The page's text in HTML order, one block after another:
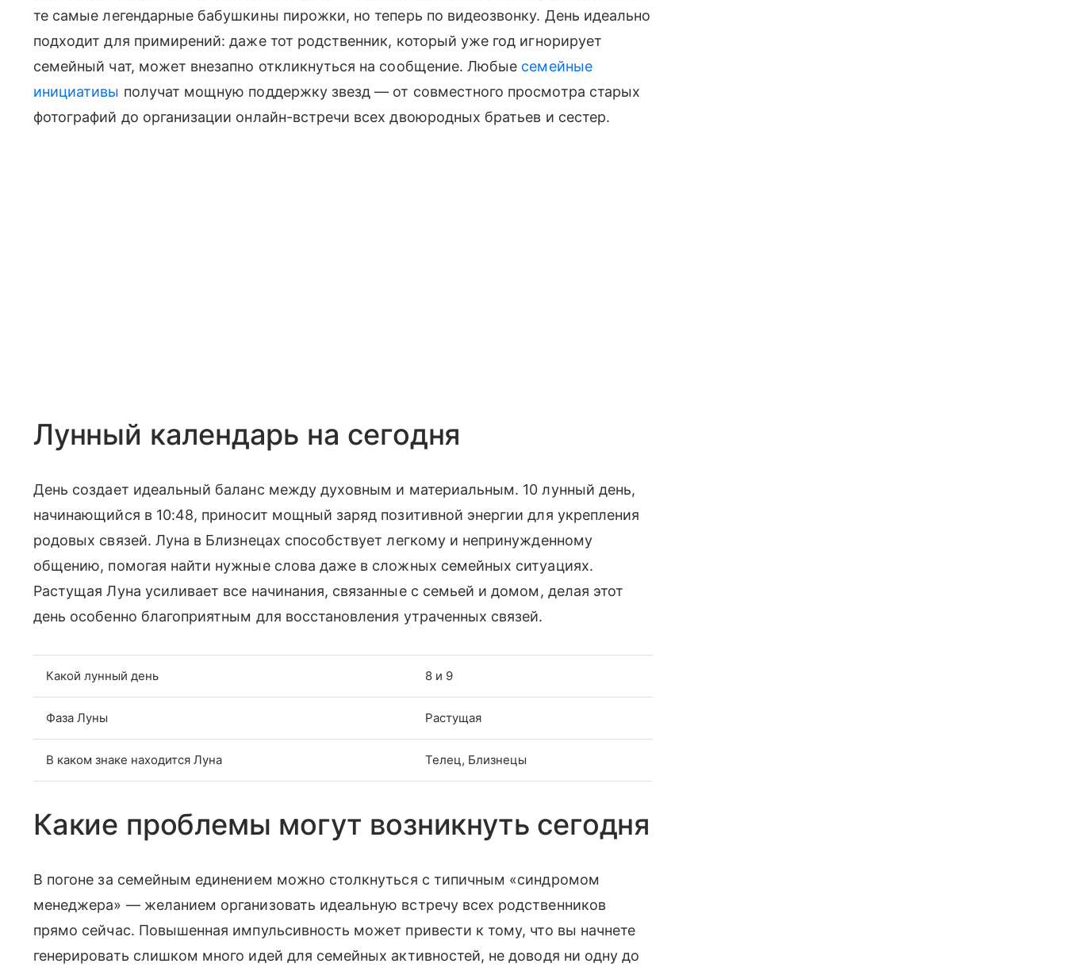
те самые легендарные бабушкины пирожки, но теперь по видеозвонку. День идеально
подходит для примирений: даже тот родственник, который уже год игнорирует
семейный чат, может внезапно откликнуться на сообщение. Любые семейные
инициативы получат мощную поддержку звезд — от совместного просмотра старых
фотографий до организации онлайн-встречи всех двоюродных братьев и сестер.
Лунный календарь на сегодня
День создает идеальный баланс между духовным и материальным. 10 лунный день,
начинающийся в 10:48, приносит мощный заряд позитивной энергии для укрепления
родовых связей. Луна в Близнецах способствует легкому и непринужденному
общению, помогая найти нужные слова даже в сложных семейных ситуациях.
Растущая Луна усиливает все начинания, связанные с семьей и домом, делая этот
день особенно благоприятным для восстановления утраченных связей.
Какой лунный день 8 и 9
Фаза Луны Растущая
В каком знаке находится Луна Телец, Близнецы
Какие проблемы могут возникнуть сегодня
В погоне за семейным единением можно столкнуться с типичным «синдромом
менеджера» — желанием организовать идеальную встречу всех родственников
прямо сейчас. Повышенная импульсивность может привести к тому, что вы начнете
генерировать слишком много идей для семейных активностей, не доводя ни одну до